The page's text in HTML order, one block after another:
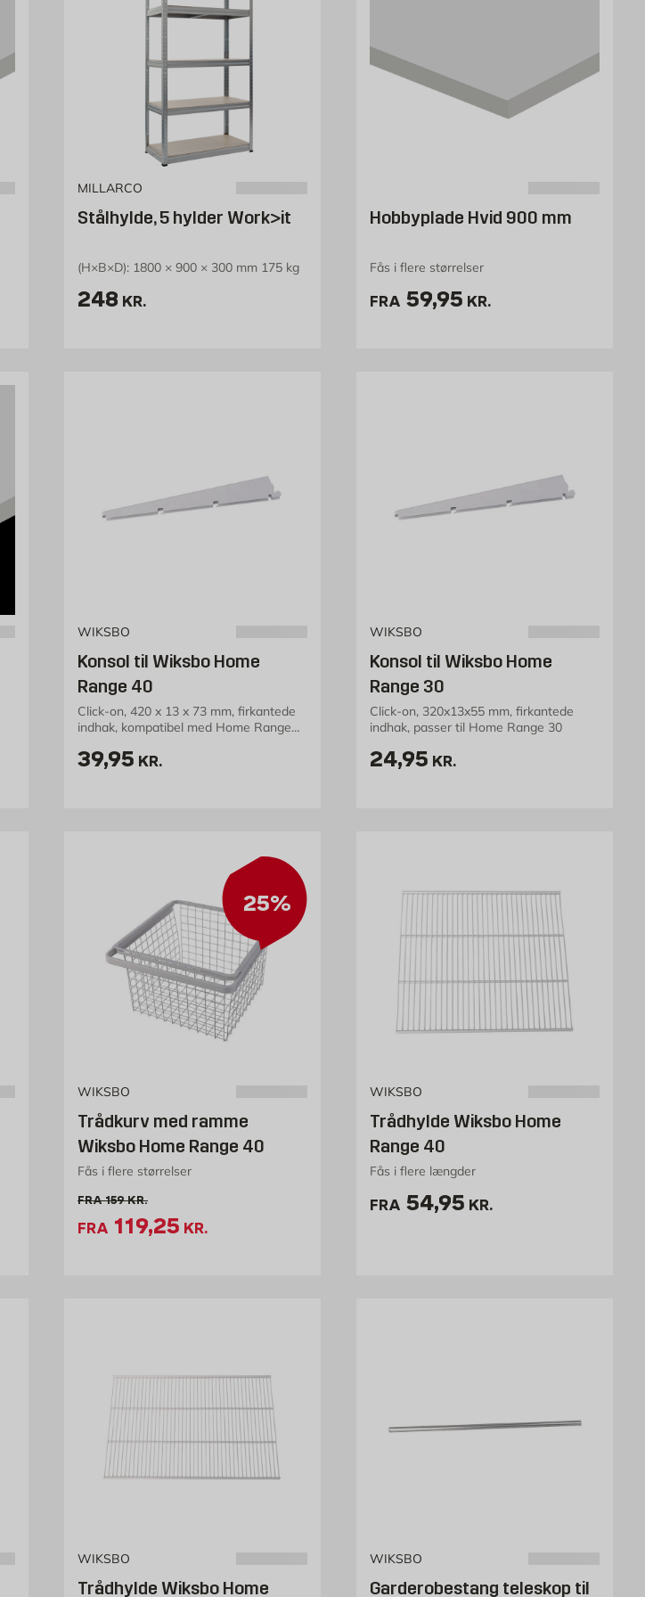
MILLARCO
Stålhylde, 5 hylder Work>it
(H×B×D): 1800 × 900 × 300 mm 175 kg
Pris 248 kr. /stk
248 KR.
Hobbyplade Hvid 900 mm
Fås i flere størrelser
FRA Pris 59.95 kr. /stk
59,95 KR.
WIKSBO
Konsol til Wiksbo Home
Range 40
Click-on, 420 x 13 x 73 mm, firkantede
indhak, kompatibel med Home Range
Pris 39.95 kr. /stk
39,95 KR.
WIKSBO
Konsol til Wiksbo Home
Range 30
Click-on, 320x13x55 mm, firkantede
indhak, passer til Home Range 30
Pris 24.95 kr. /stk
24,95 KR.
25%
WIKSBO
Trådkurv med ramme
Wiksbo Home Range 40
Fås i flere størrelser
FRAGammel pris 159 kr. /stk
159KR.
FRA Tilbudspris 119.25 kr. /stk
119,25 KR.
WIKSBO
Trådhylde Wiksbo Home
Range 40
Fås i flere længder
FRA Pris 54.95 kr. /stk
54,95 KR.
WIKSBO
Trådhylde Wiksbo Home
WIKSBO
Garderobestang teleskop til